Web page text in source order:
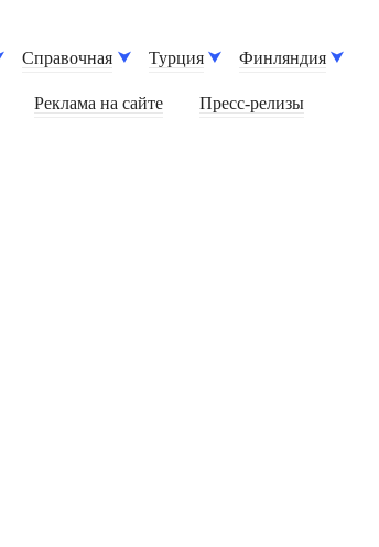
Справочная Турция Финляндия
Реклама на сайте Пресс-релизы